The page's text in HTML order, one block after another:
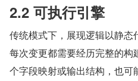
2.2 可执行引擎
传统模式下，展现逻辑以静态
每次变更都需要经历完整的
个字段映射或输出结构，也